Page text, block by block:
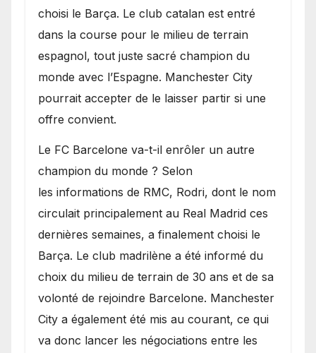
choisi le Barça. Le club catalan est entré
dans la course pour le milieu de terrain
espagnol, tout juste sacré champion du
monde avec l’Espagne. Manchester City
pourrait accepter de le laisser partir si une
offre convient.
​Le FC Barcelone va-t-il enrôler un autre
champion du monde ? Selon
les informations de RMC, Rodri, dont le nom
circulait principalement au Real Madrid ces
dernières semaines, a finalement choisi le
Barça. Le club madrilène a été informé du
choix du milieu de terrain de 30 ans et de sa
volonté de rejoindre Barcelone. Manchester
City a également été mis au courant, ce qui
va donc lancer les négociations entre les